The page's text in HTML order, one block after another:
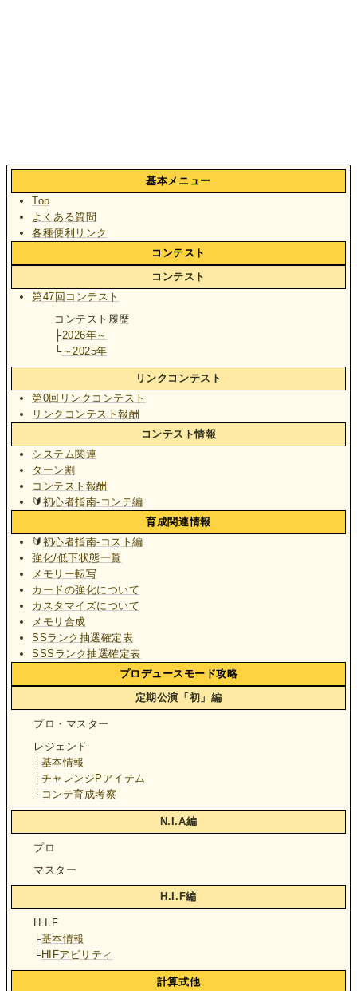
基本メニュー
Top
よくある質問
各種便利リンク
コンテスト
コンテスト
第47回コンテスト
コンテスト履歴
├2026年～
└～2025年
リンクコンテスト
第0回リンクコンテスト
リンクコンテスト報酬
コンテスト情報
システム関連
ターン割
コンテスト報酬
🔰 初心者指南-コンテ編
育成関連情報
🔰 初心者指南-コスト編
強化/低下状態一覧
メモリー転写
カードの強化について
カスタマイズについて
メモリ合成
SSランク抽選確定表
SSSランク抽選確定表
プロデュースモード攻略
定期公演「初」編
プロ・マスター
レジェンド
├基本情報
├チャレンジPアイテム
└コンテ育成考察
N.I.A編
プロ
マスター
H.I.F編
H.I.F
├基本情報
└HIFアビリティ
計算式他